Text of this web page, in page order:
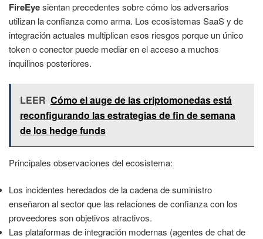
FireEyesientan precedentes sobre cómo los adversarios
utilizan la confianza como arma. Los ecosistemas SaaS y de
integración actuales multiplican esos riesgos porque un único
token o conector puede mediar en el acceso a muchos
inquilinos posteriores.
LEER Cómo el auge de las criptomonedas está
reconfigurando las estrategias de fin de semana
de los hedge funds
Principales observaciones del ecosistema:
Los incidentes heredados de la cadena de suministro
enseñaron al sector que las relaciones de confianza con los
proveedores son objetivos atractivos.
Las plataformas de integración modernas (agentes de chat de